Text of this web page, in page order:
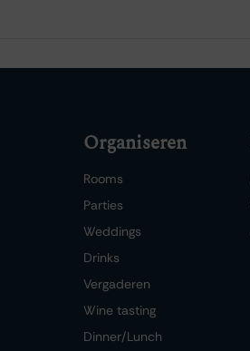
Organiseren
Rooms
Parties
Weddings
Drinks
Vergaderen
Wine tasting
Dinner/Lunch